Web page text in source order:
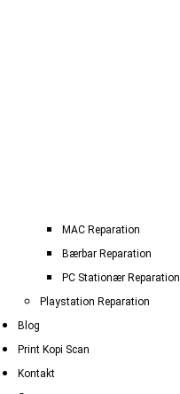
MAC Reparation
Bærbar Reparation
PC Stationær Reparation
Playstation Reparation
Blog
Print Kopi Scan
Kontakt